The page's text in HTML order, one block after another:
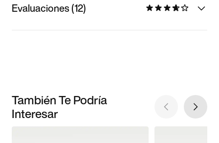
Evaluaciones (12)
También Te Podría
Interesar